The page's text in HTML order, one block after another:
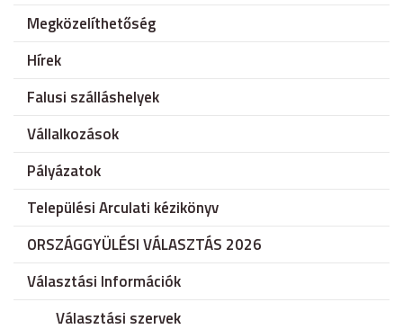
Megközelíthetőség
Hírek
Falusi szálláshelyek
Vállalkozások
Pályázatok
Települési Arculati kézikönyv
ORSZÁGGYÜLÉSI VÁLASZTÁS 2026
Választási Információk
Választási szervek